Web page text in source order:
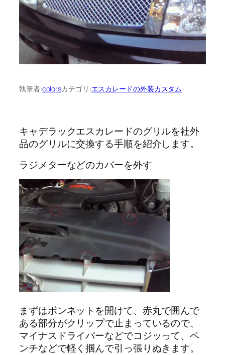
執筆者:colorsカテゴリ:エスカレードの外装カスタム
キャデラックエスカレードのグリルを社外
品のグリルに交換する手順を紹介します。
ラジメターなどのカバーを外す
まずはボンネットを開けて、赤丸で囲んで
ある部分がクリップで止まっているので、
マイナスドライバーなどでコジッって、ペ
ンチなどで軽く掴んで引っ張りぬきます。